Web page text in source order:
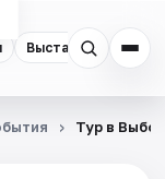
Выставки
Тур в